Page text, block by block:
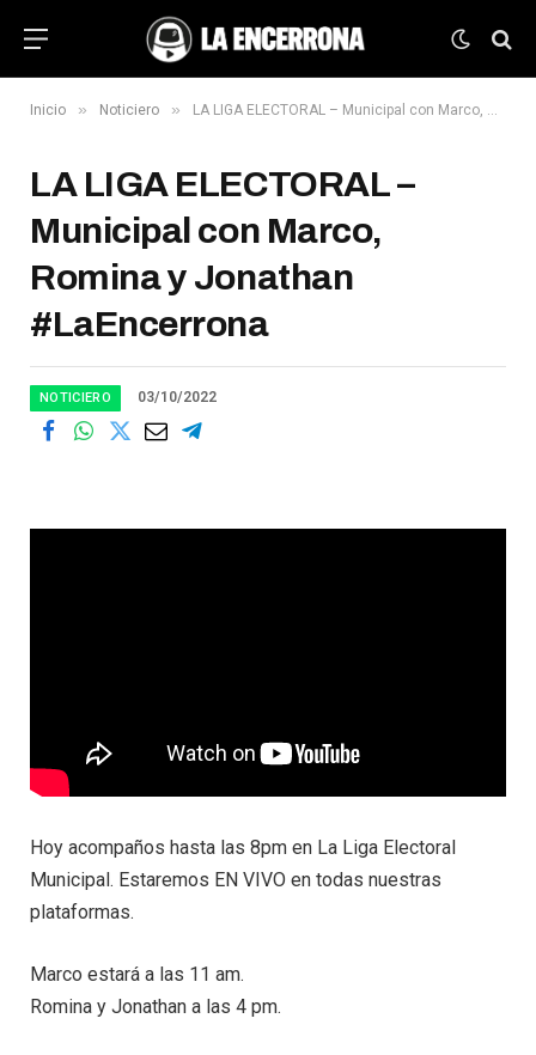
Inicio » Noticiero » LA LIGA ELECTORAL – Municipal con Marco, Romina y Jonathan #LaEncerrona
LA LIGA ELECTORAL –
Municipal con Marco,
Romina y Jonathan
#LaEncerrona
NOTICIERO 03/10/2022
Hoy acompaños hasta las 8pm en La Liga Electoral
Municipal. Estaremos EN VIVO en todas nuestras
plataformas.
Marco estará a las 11 am.
Romina y Jonathan a las 4 pm.